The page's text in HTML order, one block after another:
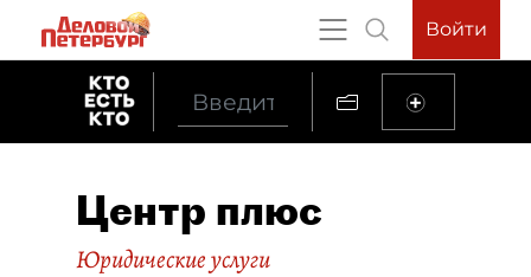
Войти
Центр плюс
Юридические услуги